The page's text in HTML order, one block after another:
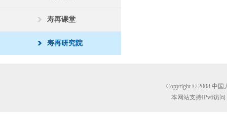
寿再课堂
寿再研究院
Copyright © 2008 中国
本网站支持IPv6访